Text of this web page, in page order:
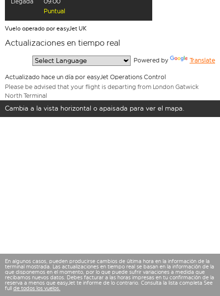
Puntual
Vuelo operado por easyJet UK
Actualizaciones en tiempo real
Powered by Translate
Actualizado hace un día por easyJet Operations Control
Please be advised that your flight is departing from London Gatwick
North Terminal
Cambia a la vista horizontal o apaisada para ver el mapa.
En algunos casos, pueden producirse cambios de última hora en la información de la
terminal mostrada. Las actualizaciones en tiempo real se basan en la información de la
que disponemos en el momento, por lo que puede sufrir variaciones a medida que
recibamos nuevos datos. Debes facturar a las horas impresas en tu confirmación de la
reserva a menos que easyJet te informe de lo contrario. Consulta la lista completa See
full de todos los vuelos.